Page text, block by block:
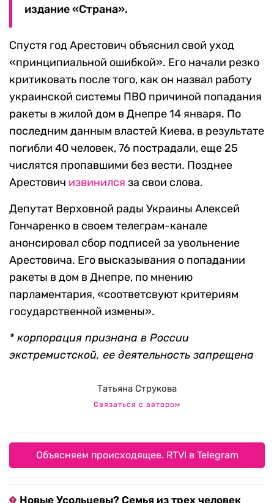
издание «Страна».
Спустя год Арестович объяснил свой уход
«принципиальной ошибкой». Его начали резко
критиковать после того, как он назвал работу
украинской системы ПВО причиной попадания
ракеты в жилой дом в Днепре 14 января. По
последним данным властей Киева, в результате
погибли 40 человек, 76 пострадали, еще 25
числятся пропавшими без вести. Позднее
Арестович извинился за свои слова.
Депутат Верховной рады Украины Алексей
Гончаренко в своем телеграм-канале
анонсировал сбор подписей за увольнение
Арестовича. Его высказывания о попадании
ракеты в дом в Днепре, по мнению
парламентария, «соответсвуют критериям
государственной измены».
* корпорация признана в России
экстремистской, ее деятельность запрещена
Татьяна Струкова
Связаться с автором
Объясняем происходящее. RTVI в Telegram
Новые Усольцевы? Семья из трех человек